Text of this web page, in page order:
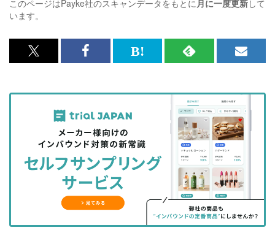
このページはPayke社のスキャンデータをもとに月に一度更新して
います。
x<br>
記
を
シ
ェ
る
Facebook<br>
記
事
を
シ
ェ
ア
す
る
は
な
ッ
ク
マ
に
RSS
記
事
を
購
読
す
る
メ
マ
ガ
登
録
す
る